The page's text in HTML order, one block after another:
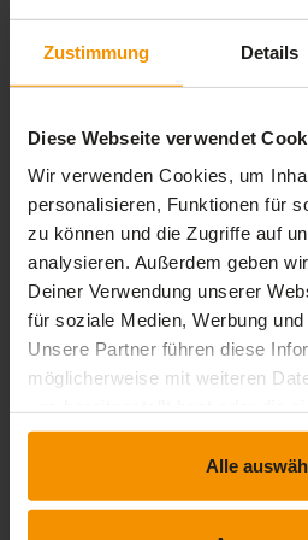
Zustimmung Details
Diese Webseite verwendet
Wir verwenden Cookies, um
personalisieren, Funktionen für
zu können und die Zugriffe auf
analysieren. Außerdem geben
Deiner Verwendung unserer
für soziale Medien, Werbung
Unsere Partner führen diese
möglicherweise mit weiteren
Nutzung der Dienste gesammelt
Alle
1 Lernbausteine timelapse 0 Std. 25
extension Interaktiver Inhalt
Bewertungen
Gesamtbewertung
Durchschnittliche
0